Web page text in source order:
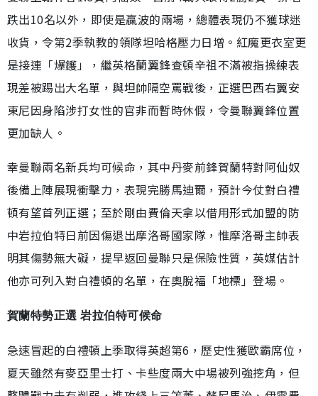
跌出10名以外，即使是贏波的兩場，總體表現仍不獲球迷
收貨，令第2季執教的領隊坦哈格壓力日增。紅魔更衣室更
是接連「爆鑊」，繼英格蘭翼鋒查頓辛祖不滿被指操練表
現差被踢出大名單，與坦帥隔空罵戰後，正選巴西右翼安
東尼因身陷涉打女性的官非而暫時休假，令曼聯翼鋒位置
更加缺人。
幸曼聯兩名新兵均可候命，其中丹麥前鋒賀蘭特對阿仙奴
後備上陣展現衝擊力，表現完勝馬迪爾，預計今仗對白禮
頓有望首列正選；至於剛由費倫天拿以借用形式加盟的防
中岩拉伯特日前因傷退出摩洛哥國家隊，惟摩洛哥主帥表
明其傷勢無大礙，提早返回曼聯只是保險性質，英媒估計
他亦可列入對白禮頓的名單，在奧脫福「地標」登場。
賀蘭特勢正選 岩拉伯特可候命
急速冒起的白禮頓上季取得英超第6，歷史性獲歐霸席位，
夏天雖然有麥亞里士打、卡些度兩大中場被列強挖角，但